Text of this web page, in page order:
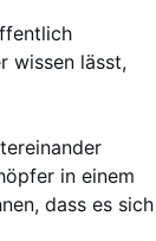
wissen lässt,
in einem
dass es sich